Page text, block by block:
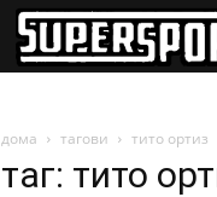
дома тагови тито ортиз
таг: тито